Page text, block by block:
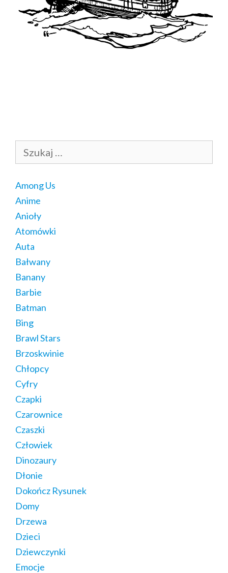
Among Us
Anime
Anioły
Atomówki
Auta
Bałwany
Banany
Barbie
Batman
Bing
Brawl Stars
Brzoskwinie
Chłopcy
Cyfry
Czapki
Czarownice
Czaszki
Człowiek
Dinozaury
Dłonie
Dokończ Rysunek
Domy
Drzewa
Dzieci
Dziewczynki
Emocje